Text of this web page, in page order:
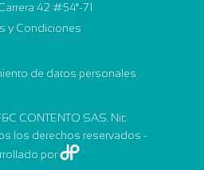
42 #54ª-71
y Condiciones
de datos personales
CONTENTO SAS. Nit:
los derechos reservados -
por